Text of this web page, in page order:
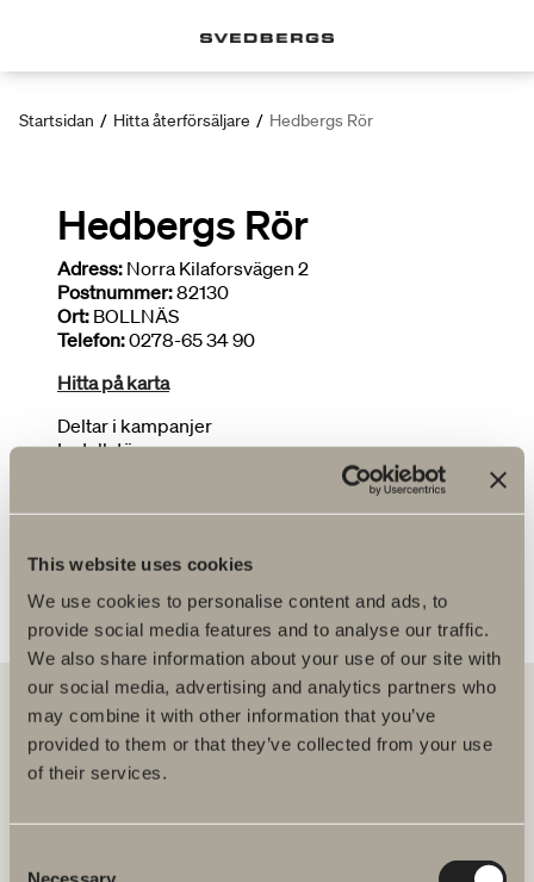
This website uses cookies
We use cookies to personalise content and ads, to
provide social media features and to analyse our traffic.
We also share information about your use of our site with
our social media, advertising and analytics partners who
may combine it with other information that you’ve
provided to them or that they’ve collected from your use
of their services.
Startsidan / Hitta återförsäljare / Hedbergs Rör
Hedbergs Rör
Adress: Norra Kilaforsvägen 2
Postnummer:82130
Ort: BOLLNÄS
Telefon:0278-65 34 90
Hitta på karta
Deltar i kampanjer
Installatör
Hos oss hittar du allt för hela badrummet. Från badrumsmöbler,
tvättställ och blandare till duschar, badkar, handdukstorkar och WC.